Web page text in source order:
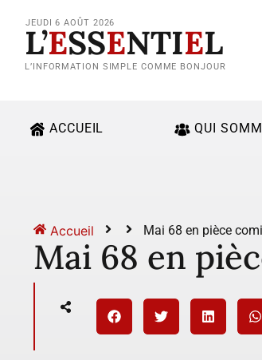
JEUDI 6 AOÛT 2026
L’ESSENTIEL
L’INFORMATION SIMPLE COMME BONJOUR
ACCUEIL QUI
Accueil Mai 68 en pièce
Mai 68 en